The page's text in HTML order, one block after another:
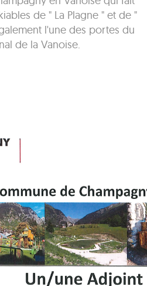
de " La Plagne " et de "
l'une des portes du
de la Vanoise.